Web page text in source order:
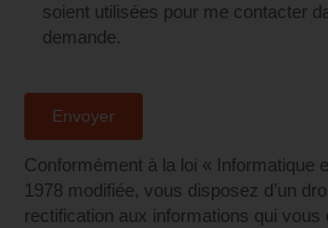
soient utilisées pour me contacter
demande.
Conformément à la loi « Informatique
1978 modifiée, vous disposez d’un
rectification aux informations qui vous